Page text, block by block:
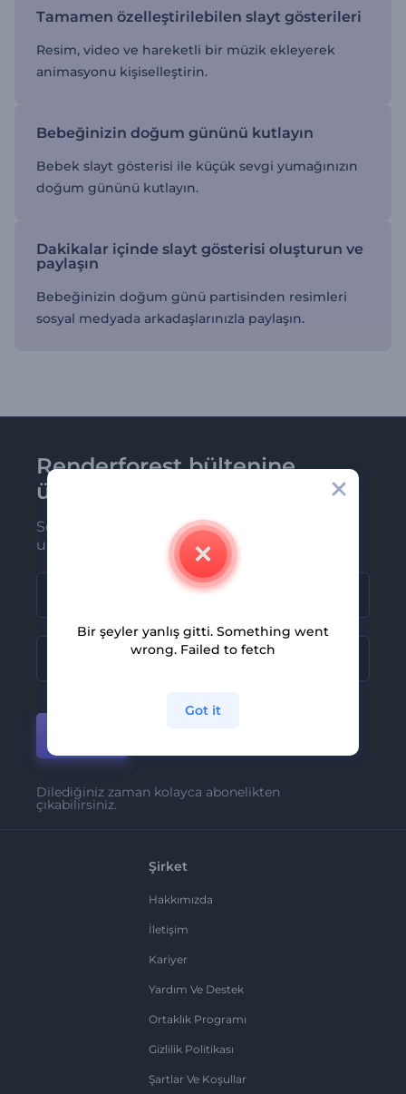
Tamamen özelleştirilebilen slayt gösterileri
Resim, video ve hareketli bir müzik ekleyerek
animasyonu kişiselleştirin.
Bebeğinizin doğum gününü kutlayın
Bebek slayt gösterisi ile küçük sevgi yumağınızın
doğum gününü kutlayın.
Dakikalar içinde slayt gösterisi oluşturun ve
paylaşın
Bebeğinizin doğum günü partisinden resimleri
sosyal medyada arkadaşlarınızla paylaşın.
Renderforest bültenine
üye olun
Son haber ve tekliflerimiz ilk olarak size
ulaşsın
Dilediğiniz zaman kolayca abonelikten
çıkabilirsiniz.
Şirket
Hakkımızda
İletişim
Kariyer
Yardım Ve Destek
Ortaklık Programı
Gizlilik Politikası
Şartlar Ve Koşullar
Bir şeyler yanlış gitti. Something went
wrong. Failed to fetch
Got it